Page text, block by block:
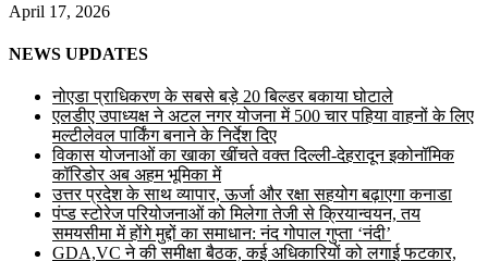
April 17, 2026
NEWS UPDATES
नोएडा प्राधिकरण के सबसे बड़े 20 बिल्डर बकाया घोटाले
एलडीए उपाध्यक्ष ने अटल नगर योजना में 500 चार पहिया वाहनों के लिए
मल्टीलेवल पार्किंग बनाने के निर्देश दिए
विकास योजनाओं का खाका खींचते वक्त दिल्ली-देहरादून इकोनॉमिक
कॉरिडोर अब अहम भूमिका में
उत्तर प्रदेश के साथ व्यापार, ऊर्जा और रक्षा सहयोग बढ़ाएगा कनाडा
पंप्ड स्टोरेज परियोजनाओं को मिलेगा तेजी से क्रियान्वयन, तय
समयसीमा में होंगे मुद्दों का समाधान: नंद गोपाल गुप्ता ‘नंदी’
GDA,VC ने की समीक्षा बैठक, कई अधिकारियों को लगाई फटकार,